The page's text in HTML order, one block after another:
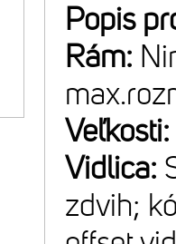
Popis
Rám:
Veľkosti:
Vidlica:
zdvih;